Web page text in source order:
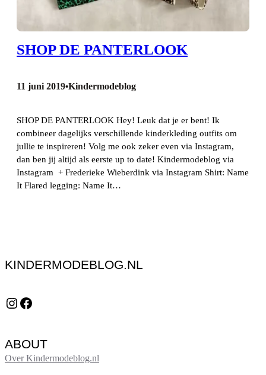
SHOP DE PANTERLOOK
11 juni 2019•Kindermodeblog
SHOP DE PANTERLOOK Hey! Leuk dat je er bent! Ik
combineer dagelijks verschillende kinderkleding outfits om
jullie te inspireren! Volg me ook zeker even via Instagram,
dan ben jij altijd als eerste up to date! Kindermodeblog via
Instagram + Frederieke Wieberdink via Instagram Shirt: Name
It Flared legging: Name It…
KINDERMODEBLOG.NL
Instagram Facebook
ABOUT
Over Kindermodeblog.nl